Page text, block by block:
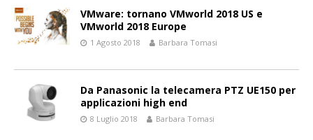
VMware: tornano VMworld 2018 US e
VMworld 2018 Europe
1 Agosto 2018 Barbara Tomasi
Da Panasonic la telecamera PTZ UE150 per
applicazioni high end
8 Luglio 2018 Barbara Tomasi